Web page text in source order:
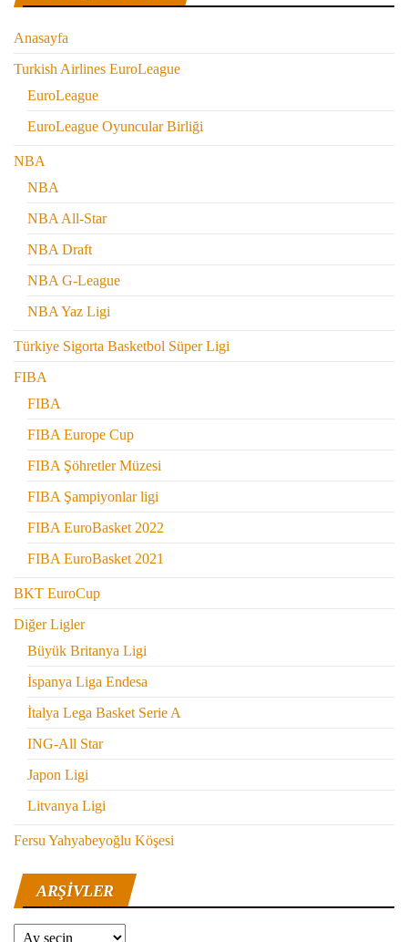
Anasayfa
Turkish Airlines EuroLeague
EuroLeague
EuroLeague Oyuncular Birliği
NBA
NBA
NBA All-Star
NBA Draft
NBA G-League
NBA Yaz Ligi
Türkiye Sigorta Basketbol Süper Ligi
FIBA
FIBA
FIBA Europe Cup
FIBA Şöhretler Müzesi
FIBA Şampiyonlar ligi
FIBA EuroBasket 2022
FIBA EuroBasket 2021
BKT EuroCup
Diğer Ligler
Büyük Britanya Ligi
İspanya Liga Endesa
İtalya Lega Basket Serie A
ING-All Star
Japon Ligi
Litvanya Ligi
Fersu Yahyabeyoğlu Köşesi
ARŞIVLER
Arşivler